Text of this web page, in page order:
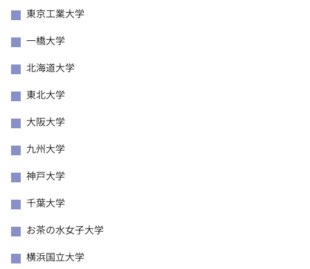
東京工業大学
一橋大学
北海道大学
東北大学
大阪大学
九州大学
神戸大学
千葉大学
お茶の水女子大学
横浜国立大学